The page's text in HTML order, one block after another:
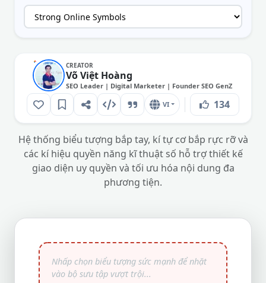
CREATOR
Võ Việt Hoàng
SEO Leader | Digital Marketer | Founder SEO GenZ
VI 134
Hệ thống biểu tượng bắp tay, kí tự cơ bắp rực rỡ và
các kí hiệu quyền năng kĩ thuật số hỗ trợ thiết kế
giao diện uy quyền và tối ưu hóa nội dung đa
phương tiện.